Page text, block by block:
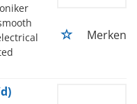
Merken